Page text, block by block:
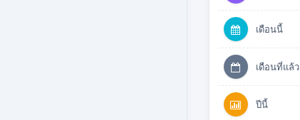
เดือนนี้
เดือนที่แล้ว
ปีนี้